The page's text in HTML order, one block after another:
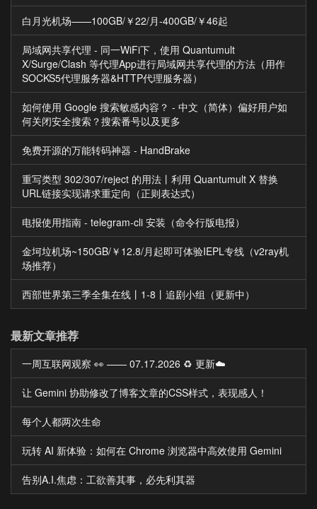
白月光机场——100GB/￥22/月-400GB/￥46起
局域网共享代理 - 同一WiFi下，使用 Quantumult
X/Surge/Clash 等代理App进行局域网共享代理的方法（用作
SOCKS5代理服务器&HTTP代理服务器）
如何使用 Google 搜索敏感内容？ - 中文（简体）偏好用户如
何关闭安全搜索？搜索番号以及更多
免费开源的万能转码神器 - HandBrake
重写类型 302/307/reject 的用法丨利用 Quantumult X 替换
URL链接实现请求重定向（正则表达式）
电报使用指南 - telegram-cli 安装（命令行版电报）
金坷垃机场~150GB/￥12.8/月起即可体验IEPL专线（v2ray机
场推荐）
西部世界第三季全集在线丨1-8丨追剧小组（更新中）
最新文章推荐
一周互联网观察 👀 —— 07.17.2026 ♻️ 更新☁️
让 Gemini 协助修改了博客文章的CSS样式，表现感人！
每个人都两次生命
玩转 AI 新体验：如何在 Chrome 浏览器中高效使用 Gemini
告别A.I.焦虑：工欲善其事，必先利其器